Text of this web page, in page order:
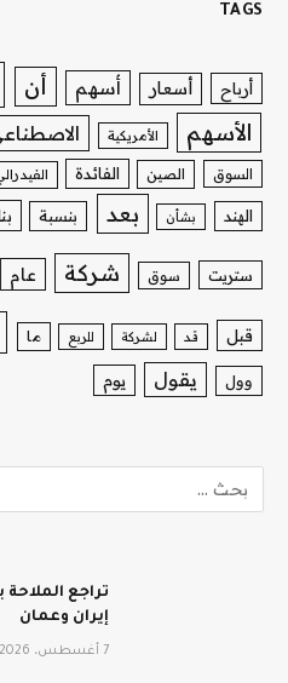
TAGS
أرباح أسعار أسهم أن
الأسهم الأمريكية
السوق الصين الفائدة
الهند بشأن بعد بنسبة
ستريت سوق شركة عام
قبل قد لشركة للربع ما
وول يقول يوم
تراجع
إيران وعمان
7 أغسطس، 2026